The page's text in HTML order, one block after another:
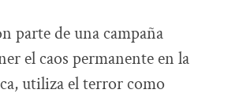
parte de una campaña
el caos permanente en la
utiliza el terror como